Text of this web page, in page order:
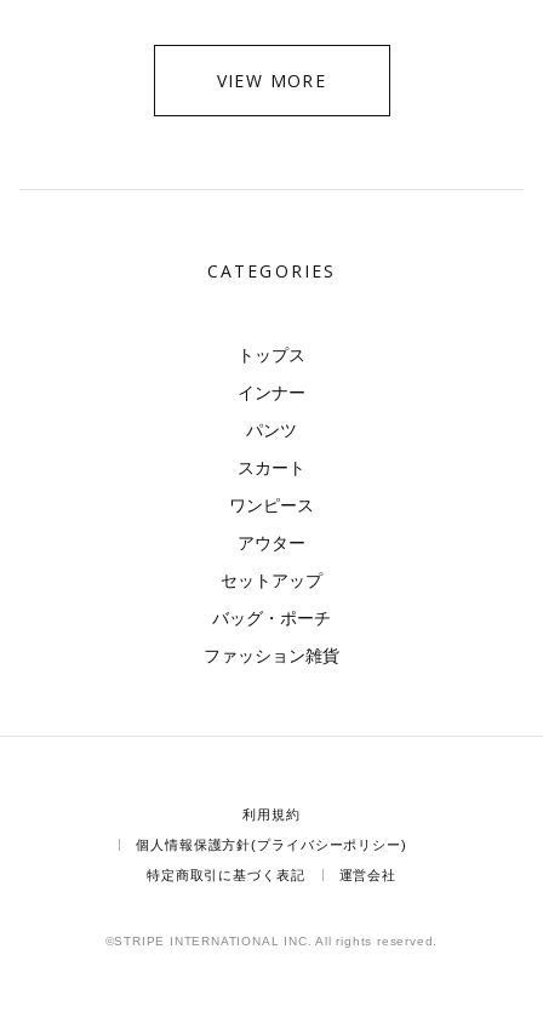
VIEW MORE
CATEGORIES
トップス
インナー
パンツ
スカート
ワンピース
アウター
セットアップ
バッグ・ポーチ
ファッション雑貨
利用規約
個人情報保護方針(プライバシーポリシー)
特定商取引に基づく表記 運営会社
©STRIPE INTERNATIONAL INC. All rights reserved.